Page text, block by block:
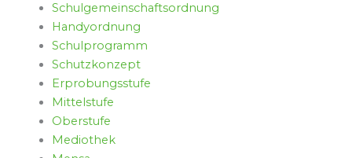
Schulgemeinschaftsordnung
Handyordnung
Schulprogramm
Schutzkonzept
Erprobungsstufe
Mittelstufe
Oberstufe
Mediothek